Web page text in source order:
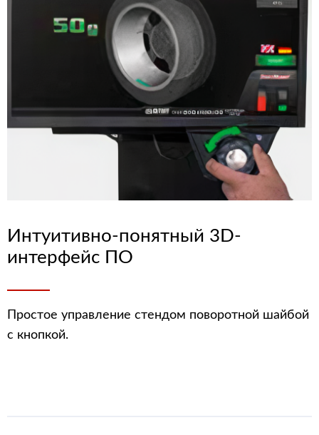
Интуитивно-понятный 3D-
интерфейс ПО
Простое управление стендом поворотной шайбой
с кнопкой.